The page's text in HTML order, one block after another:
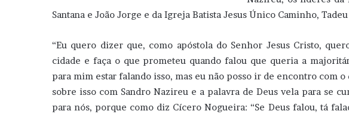
Santana e João Jorge e da Igreja Batista Jesus Único Caminho,
“Eu quero dizer que, como apóstola do Senhor Jesus Cristo,
cidade e faça o que prometeu quando falou que queria a
para mim estar falando isso, mas eu não posso ir de encontro com
sobre isso com Sandro Nazireu e a palavra de Deus vela para se
para nós, porque como diz Cícero Nogueira: “Se Deus falou, tá